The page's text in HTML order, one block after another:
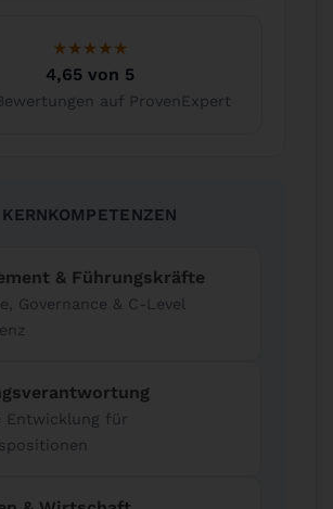
★★★★★
4,65 von 5
auf ProvenExpert
KERNKOMPETENZEN
& Führungskräfte
Governance & C-Level
Entwicklung für